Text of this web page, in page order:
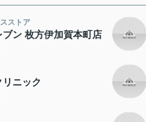
ストア
ブン 枚方伊加賀本町店
ニック